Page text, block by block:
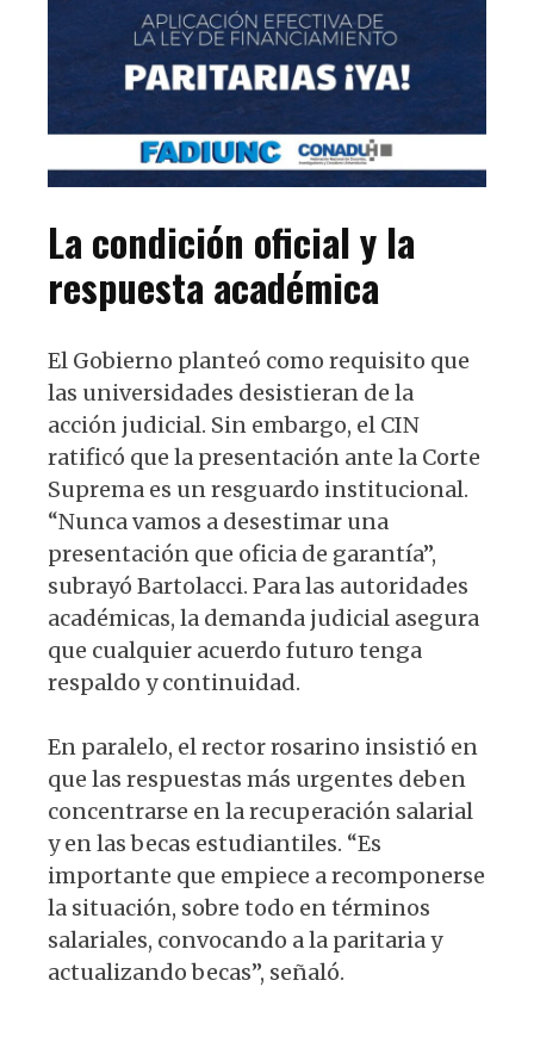
La condición oficial y la
respuesta académica
El Gobierno planteó como requisito que
las universidades desistieran de la
acción judicial. Sin embargo, el CIN
ratificó que la presentación ante la Corte
Suprema es un resguardo institucional.
“Nunca vamos a desestimar una
presentación que oficia de garantía”,
subrayó Bartolacci. Para las autoridades
académicas, la demanda judicial asegura
que cualquier acuerdo futuro tenga
respaldo y continuidad.
En paralelo, el rector rosarino insistió en
que las respuestas más urgentes deben
concentrarse en la recuperación salarial
y en las becas estudiantiles. “Es
importante que empiece a recomponerse
la situación, sobre todo en términos
salariales, convocando a la paritaria y
actualizando becas”, señaló.